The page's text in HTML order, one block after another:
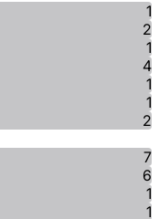
1
2
1
4
1
1
2
7
6
1
1